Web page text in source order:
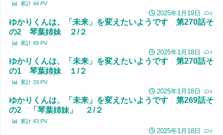
累計 44 PV
2025年1月19日 0
ゆかりくんは、「未来」を変えたいようです 第270話そ
の2 琴葉姉妹 ２/２
累計 49 PV
2025年1月18日 0
ゆかりくんは、「未来」を変えたいようです 第270話そ
の1 琴葉姉妹 １/２
累計 33 PV
2025年1月18日 0
ゆかりくんは、「未来」を変えたいようです 第269話そ
の2 「琴葉姉妹」 ２/２
累計 43 PV
2025年1月18日 0